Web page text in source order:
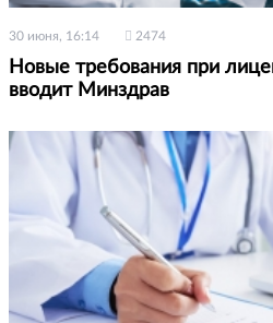
30 июня, 16:14 2474
Новые требования при
вводит Минздрав